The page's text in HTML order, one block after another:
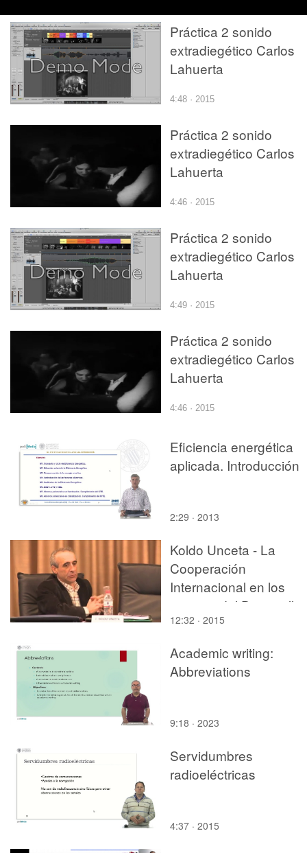
Práctica 2 sonido
extradiegético Carlos
Lahuerta
4:48 · 2015
Práctica 2 sonido
extradiegético Carlos
Lahuerta
4:46 · 2015
Práctica 2 sonido
extradiegético Carlos
Lahuerta
4:49 · 2015
Práctica 2 sonido
extradiegético Carlos
Lahuerta
4:46 · 2015
Eficiencia energética
aplicada. Introducción
2:29 · 2013
Koldo Unceta - La
Cooperación
Internacional en los
tiempos del Desarrollo
Humano - parte 1 de 4
12:32 · 2015
Academic writing:
Abbreviations
9:18 · 2023
Servidumbres
radioeléctricas
4:37 · 2015